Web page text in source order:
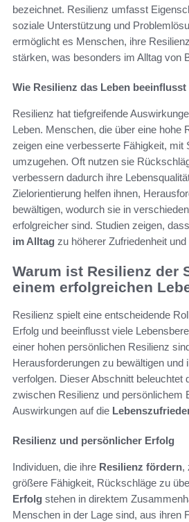
bezeichnet. Resilienz umfasst
soziale Unterstützung und
ermöglicht es Menschen, ihre
stärken, was besonders im Alltag von
Wie Resilienz das Leben beeinflusst
Resilienz hat tiefgreifende
Leben. Menschen, die über eine hohe
zeigen eine verbesserte Fähigkeit, mit
umzugehen. Oft nutzen sie
verbessern dadurch ihre
Zielorientierung helfen ihnen,
bewältigen, wodurch sie in
erfolgreicher sind. Studien zeigen,
im Alltag zu höherer Zufriedenheit
Warum ist Resilienz der
einem erfolgreichen
Resilienz spielt eine entscheidende
Erfolg und beeinflusst viele
einer hohen persönlichen Resilienz
Herausforderungen zu bewältigen und
verfolgen. Dieser Abschnitt beleuchtet
zwischen Resilienz und persönlichem
Auswirkungen auf die
Resilienz und persönlicher Erfolg
Individuen, die ihre Resilienz fördern,
größere Fähigkeit, Rückschläge zu
Erfolg stehen in direktem
Menschen in der Lage sind, aus ihren